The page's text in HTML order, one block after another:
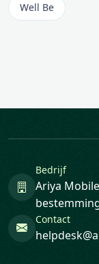
Well Be
Bedrijf
Ariya
Contact